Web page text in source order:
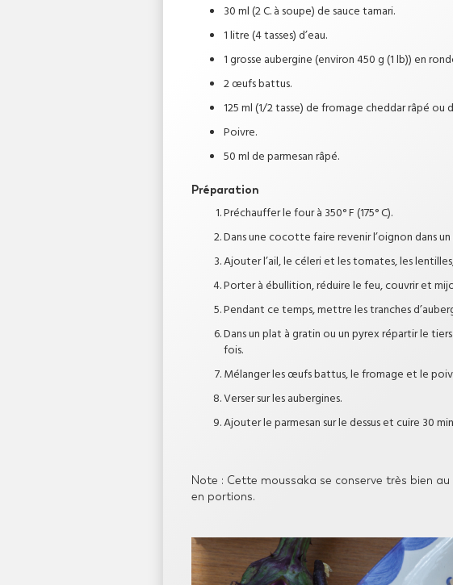
30 ml (2 C. à soupe) de sauce tamari.
1 litre (4 tasses) d’eau.
1 grosse aubergine (environ 450 g (1 lb)) en
2 œufs battus.
125 ml (1/2 tasse) de fromage cheddar râpé
Poivre.
50 ml de parmesan râpé.
Préparation
Préchauffer le four à 350° F (175° C).
Dans une cocotte faire revenir l’oignon dans un
Ajouter l’ail, le céleri et les tomates, les
Porter à ébullition, réduire le feu, couvrir et
Pendant ce temps, mettre les tranches
Dans un plat à gratin ou un pyrex répartir le
fois.
Mélanger les œufs battus, le fromage et le
Verser sur les aubergines.
Ajouter le parmesan sur le dessus et cuire 30
Note : Cette moussaka se conserve très bien
en portions.